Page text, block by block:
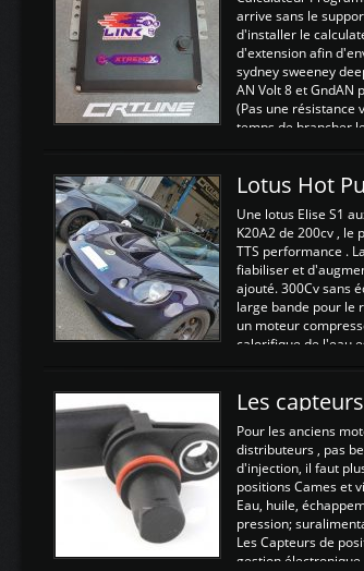
arrive sans le
d'installer le
d'extension afin
sydney sweeney
AN Volt 8 et GndAN
(Pas une résistance
temps de brancher le
Lotus Hot
Une lotus Elise S1
K20A2 de 200cv , le
TTS performance .
fiabiliser et
ajouté. 300Cv sans
large bande pour le
un moteur
calorifique de l'eau
Les
Pour les anciens
distributeurs , pas
d'injection, il faut
positions Cames et
Eau, huile,
pression;
Les Capteurs de
gestion électronique.